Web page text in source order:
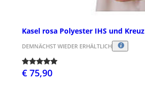
Kasel rosa Polyester IHS und Kreuz
DEMNÄCHST WIEDER ERHÄLTLICH
€ 75,90